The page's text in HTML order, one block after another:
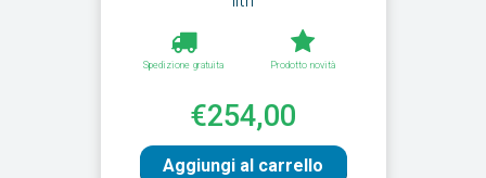
Spedizione gratuita Prodotto novità
€254,00
Aggiungi al carrello